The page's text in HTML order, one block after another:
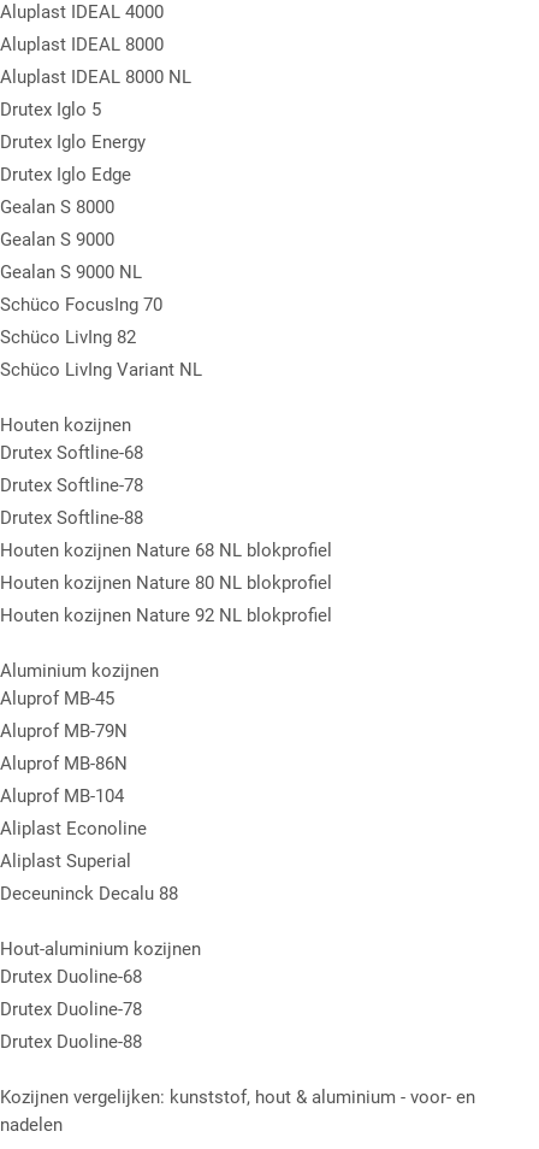
Aluplast IDEAL 4000
Aluplast IDEAL 8000
Aluplast IDEAL 8000 NL
Drutex Iglo 5
Drutex Iglo Energy
Drutex Iglo Edge
Gealan S 8000
Gealan S 9000
Gealan S 9000 NL
Schüco FocusIng 70
Schüco LivIng 82
Schüco LivIng Variant NL
Houten kozijnen
Drutex Softline-68
Drutex Softline-78
Drutex Softline-88
Houten kozijnen Nature 68 NL blokprofiel
Houten kozijnen Nature 80 NL blokprofiel
Houten kozijnen Nature 92 NL blokprofiel
Aluminium kozijnen
Aluprof MB-45
Aluprof MB-79N
Aluprof MB-86N
Aluprof MB-104
Aliplast Econoline
Aliplast Superial
Deceuninck Decalu 88
Hout-aluminium kozijnen
Drutex Duoline-68
Drutex Duoline-78
Drutex Duoline-88
Kozijnen vergelijken: kunststof, hout & aluminium - voor- en
nadelen